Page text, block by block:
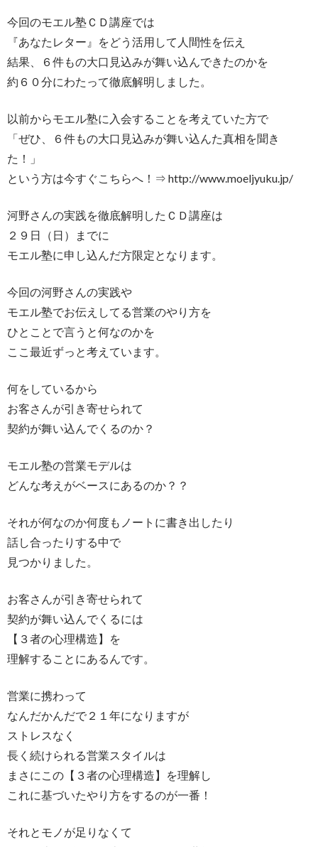
今回のモエル塾ＣＤ講座では
『あなたレター』をどう活用して人間性を伝え
結果、６件もの大口見込みが舞い込んできたのかを
約６０分にわたって徹底解明しました。
以前からモエル塾に入会することを考えていた方で
「ぜひ、６件もの大口見込みが舞い込んた真相を聞き
た！」
という方は今すぐこちらへ！⇒ http://www.moeljyuku.jp/
河野さんの実践を徹底解明したＣＤ講座は
２９日（日）までに
モエル塾に申し込んだ方限定となります。
今回の河野さんの実践や
モエル塾でお伝えしてる営業のやり方を
ひとことで言うと何なのかを
ここ最近ずっと考えています。
何をしているから
お客さんが引き寄せられて
契約が舞い込んでくるのか？
モエル塾の営業モデルは
どんな考えがベースにあるのか？？
それが何なのか何度もノートに書き出したり
話し合ったりする中で
見つかりました。
お客さんが引き寄せられて
契約が舞い込んでくるには
【３者の心理構造】を
理解することにあるんです。
営業に携わって
なんだかんだで２１年になりますが
ストレスなく
長く続けられる営業スタイルは
まさにこの【３者の心理構造】を理解し
これに基づいたやり方をするのが一番！
それとモノが足りなくて